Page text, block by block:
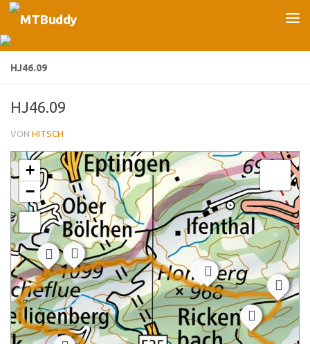
Unter dem Inhalt
HJ46.09
HJ46.09
VON HITSCH
+
−